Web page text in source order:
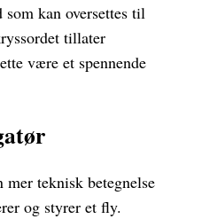
som kan oversettes til
tillater
være et spennende
mer teknisk betegnelse
og styrer et fly.